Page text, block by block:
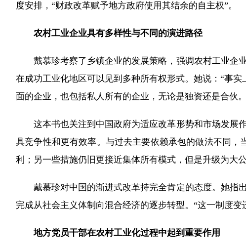
度安排，“财政改革赋予地方政府使用其结余的自主权”。
农村工业企业具有多样性与不同的演进路径
戴慕珍考察了乡镇企业的发展策略，强调农村工业企业
在成功工业化地区可以见到多种所有权形式。她说：“事
面的企业，也包括私人所有的企业，无论是独资还是合伙
这本书也关注到中国政府为适应改革形势和市场发展作
具竞争性和更有效率。与过去主要依赖承包的做法不同
利；另一些措施仍旧更接近集体所有模式，但是升级为大
戴慕珍对中国的渐进式改革持完全肯定的态度。她指出
完成从社会主义体制向混合经济的逐步转型。“这一制度
地方党员干部在农村工业化过程中起到重要作用